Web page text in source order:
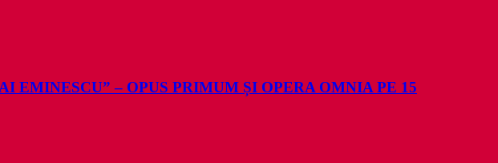
– OPUS PRIMUM ȘI OPERA OMNIA PE 15